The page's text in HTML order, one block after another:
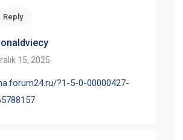
Reply
15, 2025
?1-5-0-00000427-